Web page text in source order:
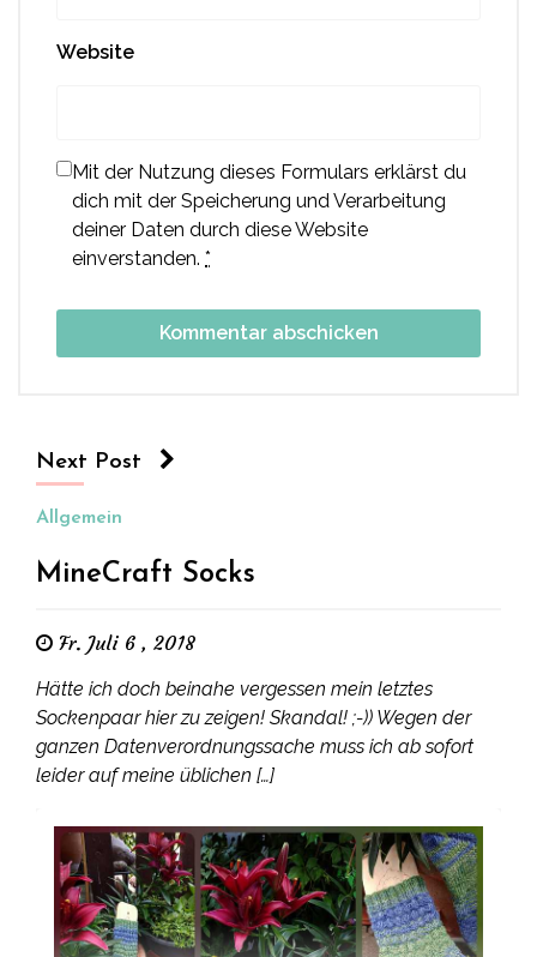
Website
Mit der Nutzung dieses Formulars erklärst du
dich mit der Speicherung und Verarbeitung
deiner Daten durch diese Website
einverstanden. *
Next Post
Allgemein
MineCraft Socks
Fr. Juli 6 , 2018
Hätte ich doch beinahe vergessen mein letztes
Sockenpaar hier zu zeigen! Skandal! ;-)) Wegen der
ganzen Datenverordnungssache muss ich ab sofort
leider auf meine üblichen […]